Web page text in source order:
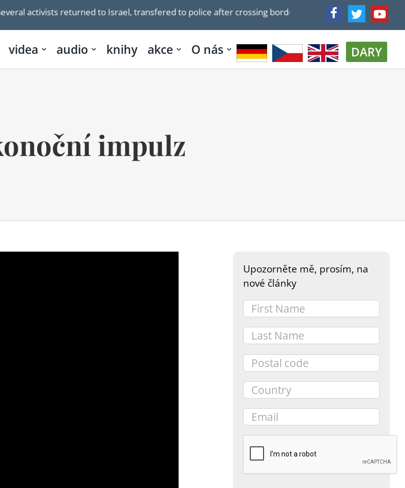
activists returned to Israel, transfered to police after crossing border into Lebanon Egypt
videa audio knihy akce O nás DARY
impulz
Upozorněte mě, prosím, na
nové články